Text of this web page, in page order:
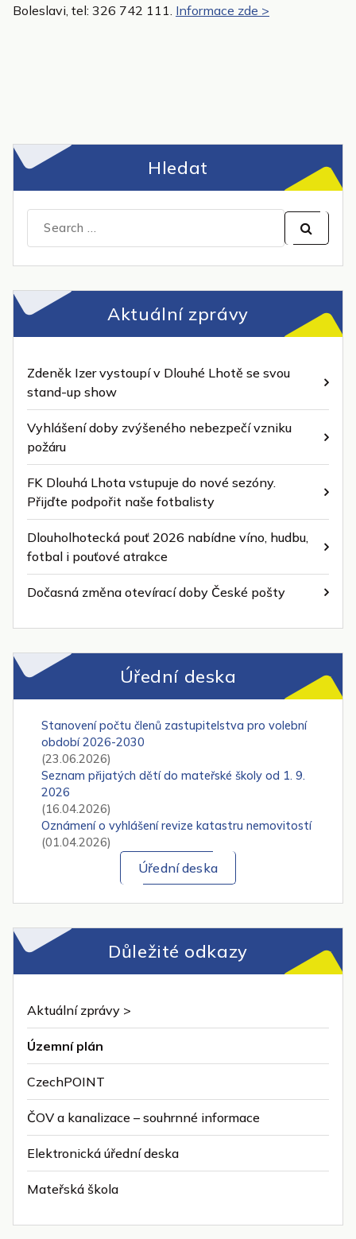
Boleslavi, tel: 326 742 111. Informace zde >
Hledat
Aktuální zprávy
Zdeněk Izer vystoupí v Dlouhé Lhotě se svou
stand-up show
Vyhlášení doby zvýšeného nebezpečí vzniku
požáru
FK Dlouhá Lhota vstupuje do nové sezóny.
Přijďte podpořit naše fotbalisty
Dlouholhotecká pouť 2026 nabídne víno, hudbu,
fotbal i pouťové atrakce
Dočasná změna otevírací doby České pošty
Úřední deska
Stanovení počtu členů zastupitelstva pro volební
období 2026-2030
(23.06.2026)
Seznam přijatých dětí do mateřské školy od 1. 9.
2026
(16.04.2026)
Oznámení o vyhlášení revize katastru nemovitostí
(01.04.2026)
Úřední deska
Důležité odkazy
Aktuální zprávy >
Územní plán
CzechPOINT
ČOV a kanalizace – souhrnné informace
Elektronická úřední deska
Mateřská škola